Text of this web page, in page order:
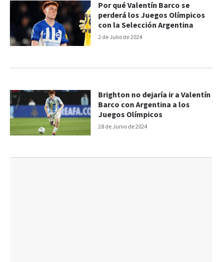
2 de Julio de 2024
Por qué Valentín Barco se
perderá los Juegos Olímpicos
con la Selección Argentina
28 de Junio de 2024
Brighton no dejaría ir a Valentín
Barco con Argentina a los
Juegos Olímpicos